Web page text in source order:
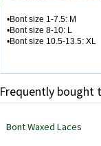
•Bont size 1-7.5: M
•Bont size 8-10: L
•Bont size 10.5-13.5: XL
Frequently bought
Bont Waxed Laces